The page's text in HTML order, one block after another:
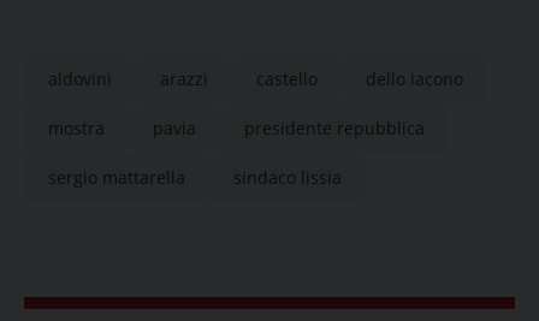
aldovini arazzi castello dello iacono
mostra pavia presidente repubblica
sergio mattarella sindaco lissia